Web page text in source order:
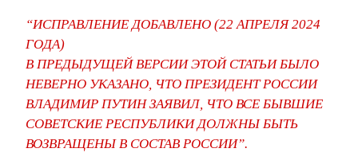
“ИСПРАВЛЕНИЕ ДОБАВЛЕНО (22 АПРЕЛЯ 2024
ГОДА)
В ПРЕДЫДУЩЕЙ ВЕРСИИ ЭТОЙ СТАТЬИ БЫЛО
НЕВЕРНО УКАЗАНО, ЧТО ПРЕЗИДЕНТ РОССИИ
ВЛАДИМИР ПУТИН ЗАЯВИЛ, ЧТО ВСЕ БЫВШИЕ
СОВЕТСКИЕ РЕСПУБЛИКИ ДОЛЖНЫ БЫТЬ
ВОЗВРАЩЕНЫ В СОСТАВ РОССИИ”.